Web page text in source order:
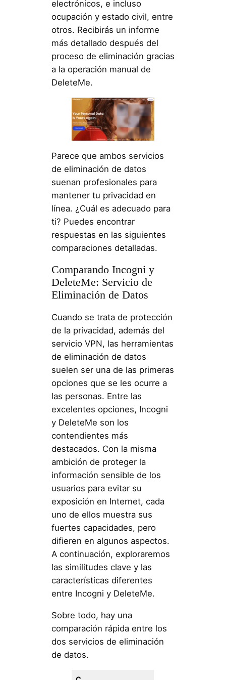
electrónicos, e incluso
ocupación y estado civil, entre
otros. Recibirás un informe
más detallado después del
proceso de eliminación gracias
a la operación manual de
DeleteMe.
Parece que ambos servicios
de eliminación de datos
suenan profesionales para
mantener tu privacidad en
línea. ¿Cuál es adecuado para
ti? Puedes encontrar
respuestas en las siguientes
comparaciones detalladas.
Comparando Incogni y
DeleteMe: Servicio de
Eliminación de Datos
Cuando se trata de protección
de la privacidad, además del
servicio VPN, las herramientas
de eliminación de datos
suelen ser una de las primeras
opciones que se les ocurre a
las personas. Entre las
excelentes opciones, Incogni
y DeleteMe son los
contendientes más
destacados. Con la misma
ambición de proteger la
información sensible de los
usuarios para evitar su
exposición en Internet, cada
uno de ellos muestra sus
fuertes capacidades, pero
difieren en algunos aspectos.
A continuación, exploraremos
las similitudes clave y las
características diferentes
entre Incogni y DeleteMe.
Sobre todo, hay una
comparación rápida entre los
dos servicios de eliminación
de datos.